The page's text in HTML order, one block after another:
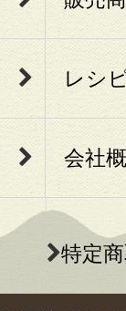
レシ
会社
特定